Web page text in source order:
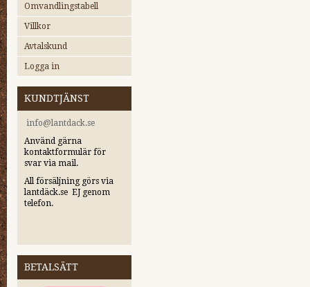
Omvandlingstabell
Villkor
Avtalskund
Logga in
KUNDTJÄNST
info@lantdack.se
Använd gärna
kontaktformulär för
svar via mail.
All försäljning görs via
lantdäck.se EJ genom
telefon.
BETALSÄTT